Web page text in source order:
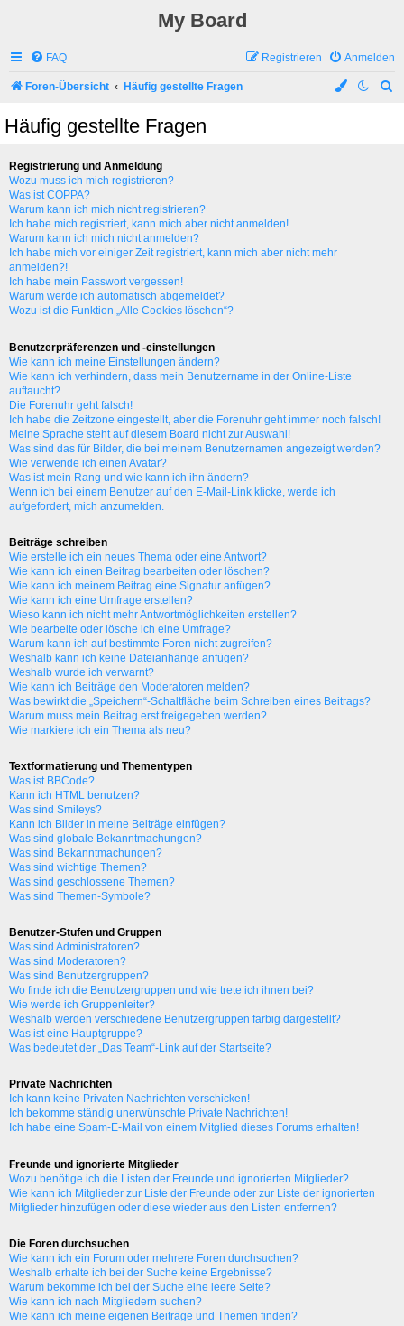
My Board
FAQ Anmelden
Registrieren
Foren-Übersicht Häufig gestellte Fragen
Häufig gestellte Fragen
Registrierung und Anmeldung
Wozu muss ich mich registrieren?
Was ist COPPA?
Warum kann ich mich nicht registrieren?
Ich habe mich registriert, kann mich aber nicht anmelden!
Warum kann ich mich nicht anmelden?
Ich habe mich vor einiger Zeit registriert, kann mich aber nicht mehr
anmelden?!
Ich habe mein Passwort vergessen!
Warum werde ich automatisch abgemeldet?
Wozu ist die Funktion „Alle Cookies löschen“?
Benutzerpräferenzen und -einstellungen
Wie kann ich meine Einstellungen ändern?
Wie kann ich verhindern, dass mein Benutzername in der Online-Liste
auftaucht?
Die Forenuhr geht falsch!
Ich habe die Zeitzone eingestellt, aber die Forenuhr geht immer noch falsch!
Meine Sprache steht auf diesem Board nicht zur Auswahl!
Was sind das für Bilder, die bei meinem Benutzernamen angezeigt werden?
Wie verwende ich einen Avatar?
Was ist mein Rang und wie kann ich ihn ändern?
Wenn ich bei einem Benutzer auf den E-Mail-Link klicke, werde ich
aufgefordert, mich anzumelden.
Beiträge schreiben
Wie erstelle ich ein neues Thema oder eine Antwort?
Wie kann ich einen Beitrag bearbeiten oder löschen?
Wie kann ich meinem Beitrag eine Signatur anfügen?
Wie kann ich eine Umfrage erstellen?
Wieso kann ich nicht mehr Antwortmöglichkeiten erstellen?
Wie bearbeite oder lösche ich eine Umfrage?
Warum kann ich auf bestimmte Foren nicht zugreifen?
Weshalb kann ich keine Dateianhänge anfügen?
Weshalb wurde ich verwarnt?
Wie kann ich Beiträge den Moderatoren melden?
Was bewirkt die „Speichern“-Schaltfläche beim Schreiben eines Beitrags?
Warum muss mein Beitrag erst freigegeben werden?
Wie markiere ich ein Thema als neu?
Textformatierung und Thementypen
Was ist BBCode?
Kann ich HTML benutzen?
Was sind Smileys?
Kann ich Bilder in meine Beiträge einfügen?
Was sind globale Bekanntmachungen?
Was sind Bekanntmachungen?
Was sind wichtige Themen?
Was sind geschlossene Themen?
Was sind Themen-Symbole?
Benutzer-Stufen und Gruppen
Was sind Administratoren?
Was sind Moderatoren?
Was sind Benutzergruppen?
Wo finde ich die Benutzergruppen und wie trete ich ihnen bei?
Wie werde ich Gruppenleiter?
Weshalb werden verschiedene Benutzergruppen farbig dargestellt?
Was ist eine Hauptgruppe?
Was bedeutet der „Das Team“-Link auf der Startseite?
Private Nachrichten
Ich kann keine Privaten Nachrichten verschicken!
Ich bekomme ständig unerwünschte Private Nachrichten!
Ich habe eine Spam-E-Mail von einem Mitglied dieses Forums erhalten!
Freunde und ignorierte Mitglieder
Wozu benötige ich die Listen der Freunde und ignorierten Mitglieder?
Wie kann ich Mitglieder zur Liste der Freunde oder zur Liste der ignorierten
Mitglieder hinzufügen oder diese wieder aus den Listen entfernen?
Die Foren durchsuchen
Wie kann ich ein Forum oder mehrere Foren durchsuchen?
Weshalb erhalte ich bei der Suche keine Ergebnisse?
Warum bekomme ich bei der Suche eine leere Seite?
Wie kann ich nach Mitgliedern suchen?
Wie kann ich meine eigenen Beiträge und Themen finden?